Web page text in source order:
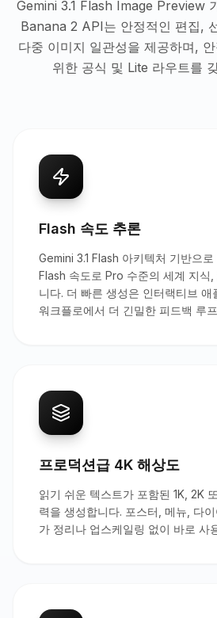
Gemini 3.1 Flash Image Preview
Banana 2 API는 안정적인 편집,
다중 이미지 일관성을 제공하며,
위한 공식 및 Lite 라우트를
Flash 속도 추론
Gemini 3.1 Flash 아키텍처 기반으
Flash 속도로 Pro 수준의 세계 지식
니다. 더 빠른 생성은 인터랙티브 애
워크플로에서 더 긴밀한 피드백 루
프로덕션급 4K 해상도
읽기 쉬운 텍스트가 포함된 1K, 2K
력을 생성합니다. 포스터, 메뉴, 다
가 정리나 업스케일링 없이 바로 사